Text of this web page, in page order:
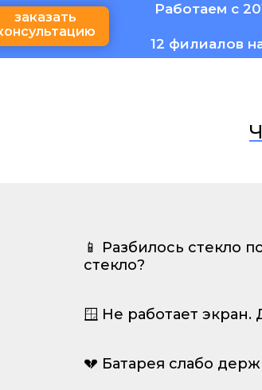
заказать
Работаем с
12 филиалов
📱 Разбилось стекло
стекло?
🪟 Не работает
💔 Батарея слабо